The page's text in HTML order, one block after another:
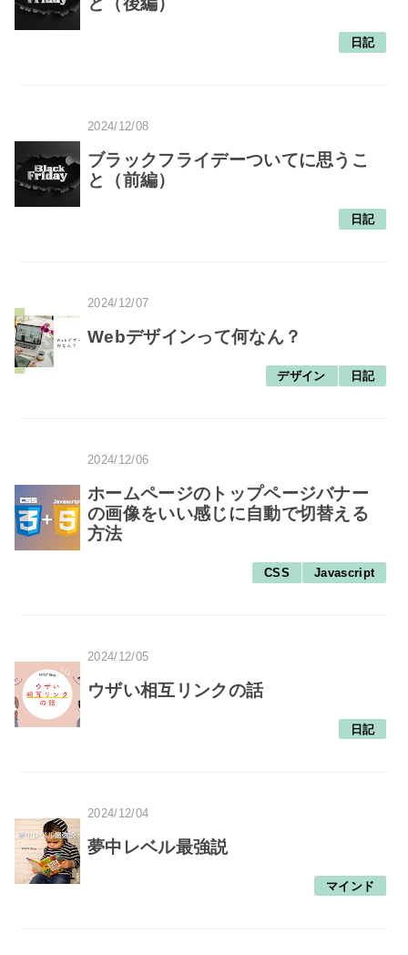
日記
2024/12/08
ブラックフライデーついてに思うこ
と（前編）
日記
2024/12/07
Webデザインって何なん？
デザイン 日記
2024/12/06
ホームページのトップページバナー
の画像をいい感じに自動で切替える
方法
CSS Javascript
2024/12/05
ウザい相互リンクの話
日記
2024/12/04
夢中レベル最強説
マインド